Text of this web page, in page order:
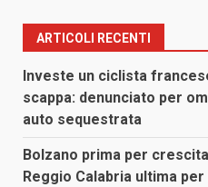
ARTICOLI RECENTI
Investe un ciclista
scappa: denunciato per
auto sequestrata
Bolzano prima per
Reggio Calabria ultima